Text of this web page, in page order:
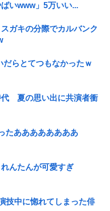
いwww」5万いい...
ガキの分際でカルバンク
だらとてつもなかったｗ
代 夏の思い出に共演者衝
たああああああああ
んたんが可愛すぎ
技中に惚れてしまった俳